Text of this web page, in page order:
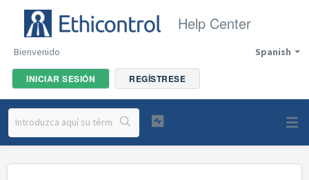
Help Center
Spanish
Bienvenido
INICIAR SESIÓN REGÍSTRESE